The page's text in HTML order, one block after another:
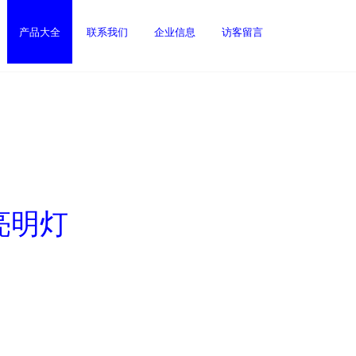
产品大全 联系我们 企业信息 访客留言
明灯